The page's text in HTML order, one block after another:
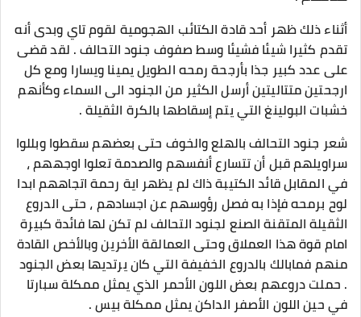
أثناء ذلك ظهر أحد قادة الكتائب الهجومية لقوم تاي وبدى أنه
تقدم كثيرا شيئا فشيئا وسط صفوف جنود التحالف . لقد قضى
على عدد كبير جذا بأرجحة رمحه الطويل يمينا ويسارا ومع كل
ارجحتين متتاليتين أرسل الكثير من الجنود الى السماء وكأنهم
خشبات البولينغ التي يتم إسقاطها بالكرة الثقيلة .
شعر جنود التحالف بالهلع والخوف حتى بعضهم سقطوا وبللوا
سراويلهم قبل أن تتسارع أنفسهم والصدمة تعلوا اوجههم ،
في المقابل قائد الكتيبة ذاك لم يظهر اية رحمة اتجاههم ابدا
لوح برمحه فإذا به فصل رؤوسهم عن اجسادهم ، حتى الدروع
الثقيلة المتقنة الصنع لجنود التحالف لم تكن لها فائدة كبيرة
امام قوة هذا العملاق وحتى العمالقة الأخرين وبالأخص القادة
منهم فمابالك بالدروع الخفيفة التي كان يرتديها بعض الجنود
. حملت دروعهم بعض اللون الأحمر الذي يمثل ممكلة سبارتا
في حين اللون الأصفر الداكن يمثل ممكلة بيس .